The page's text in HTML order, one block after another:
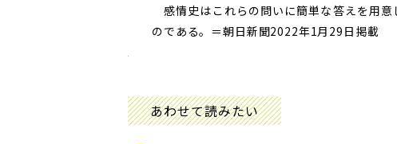
感情史はこれらの問いに簡単な答えを用
のである。＝朝日新聞2022年1月29日掲載
あわせて読みたい